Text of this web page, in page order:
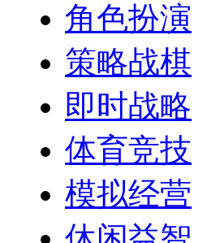
角色扮演
策略战棋
即时战略
体育竞技
模拟经营